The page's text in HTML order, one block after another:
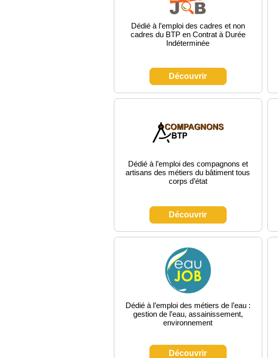
Dédié à l’emploi des cadres et non
cadres du BTP en Contrat à Durée
Indéterminée
Découvrir
Dédié à l’emploi des compagnons et
artisans des métiers du bâtiment tous
corps d’état
Découvrir
Dédié à l’emploi des métiers de l’eau :
gestion de l’eau, assainissement,
environnement
Découvrir